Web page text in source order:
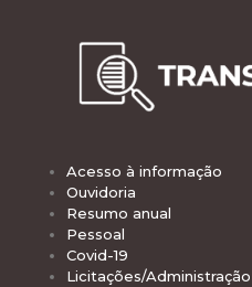
Acesso à informação
Ouvidoria
Resumo anual
Pessoal
Covid-19
Licitações/Administração